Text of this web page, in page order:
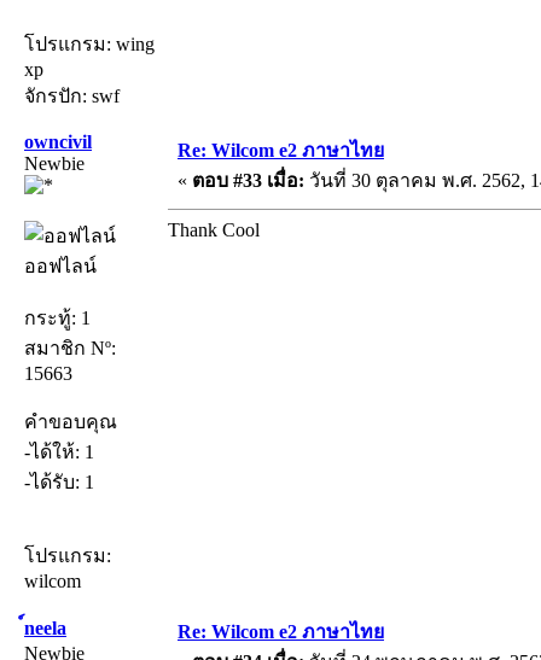
โปรแกรม: wing
xp
จักรปัก: swf
owncivil
Newbie
ออฟไลน์
กระทู้: 1
สมาชิก Nº:
15663
คำขอบคุณ
-ได้ให้: 1
-ได้รับ: 1
โปรแกรม:
wilcom
Re: Wilcom e2 ภาษาไทย
« ตอบ #33 เมื่อ: วันที่ 30 ตุลาคม พ.ศ. 2562,
Thank Cool
์neela
Newbie
Re: Wilcom e2 ภาษาไทย